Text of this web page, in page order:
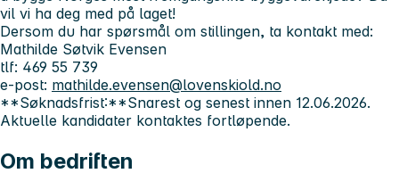
vil vi ha deg med på laget!
Dersom du har spørsmål om stillingen, ta kontakt med:
Mathilde Søtvik Evensen
tlf: 469 55 739
e-post: mathilde.evensen@lovenskiold.no
**Søknadsfrist:**Snarest og senest innen 12.06.2026.
Aktuelle kandidater kontaktes fortløpende.
Om bedriften